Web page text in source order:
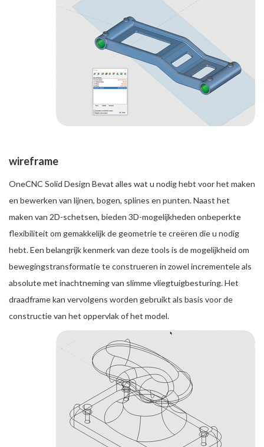
wireframe
OneCNC Solid Design Bevat alles wat u nodig hebt voor het maken
en bewerken van lijnen, bogen, splines en punten. Naast het
maken van 2D-schetsen, bieden 3D-mogelijkheden onbeperkte
flexibiliteit om gemakkelijk de geometrie te creëren die u nodig
hebt. Een belangrijk kenmerk van deze tools is de mogelijkheid om
bewegingstransformatie te construeren in zowel incrementele als
absolute met inachtneming van slimme vliegtuigbesturing. Het
draadframe kan vervolgens worden gebruikt als basis voor de
constructie van het oppervlak of het model.